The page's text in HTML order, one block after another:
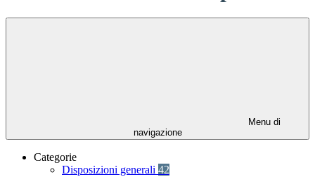
Menu di
navigazione
Categorie
Disposizioni generali 42